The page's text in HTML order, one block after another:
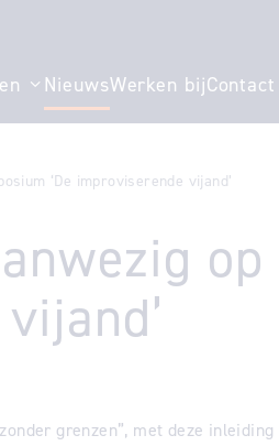
voor "Ons verhaal"
Toon submenu voor
NieuwsWerken bijContact
‘De improviserende vijand’
op
grenzen”, met deze inleiding